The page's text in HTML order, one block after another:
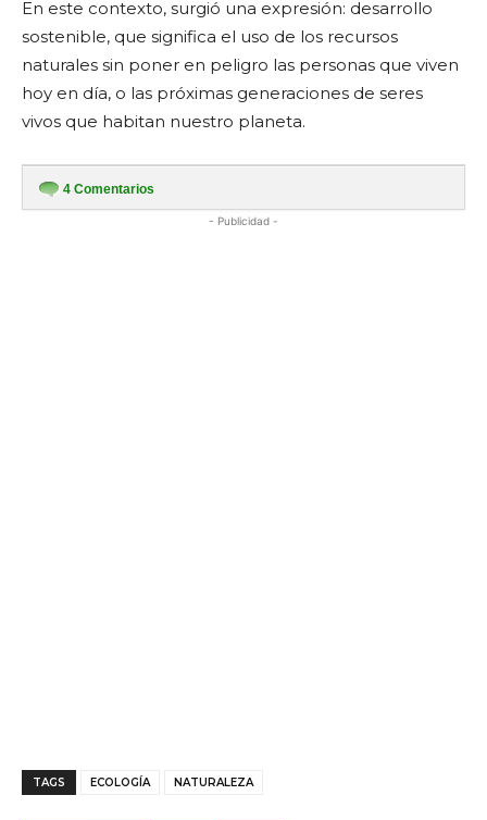
En este contexto, surgió una expresión: desarrollo
sostenible, que significa el uso de los recursos
naturales sin poner en peligro las personas que viven
hoy en día, o las próximas generaciones de seres
vivos que habitan nuestro planeta.
4 Comentarios
- Publicidad -
TAGS ECOLOGÍA NATURALEZA